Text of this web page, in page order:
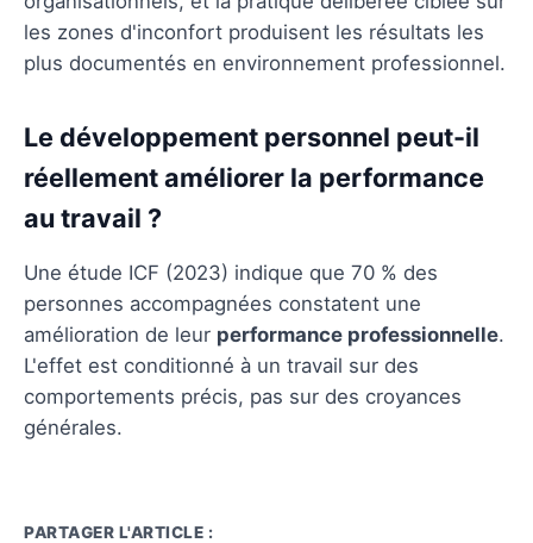
les zones d'inconfort produisent les résultats les
plus documentés en environnement professionnel.
Le développement personnel peut-il
réellement améliorer la performance
au travail ?
Une étude ICF (2023) indique que 70 % des
personnes accompagnées constatent une
amélioration de leur performance professionnelle.
L'effet est conditionné à un travail sur des
comportements précis, pas sur des croyances
générales.
PARTAGER L'ARTICLE :